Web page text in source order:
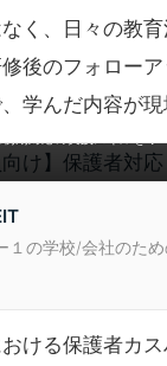
く、日々の教
後のフォロー
学んだ内容が現
け】保護者対応
の法則を踏まえたマナー
対処法まで学べるカリキュ
１の学校/会社のた
ける保護者カ